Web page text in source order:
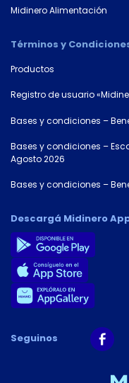
Número de
Midinero Alimentación
Términos y
Productos
Registro de usuario
Bases y condiciones –
Bases y condiciones –
Agosto 2026
Bases y condiciones –
Descargá Midinero
Seguinos